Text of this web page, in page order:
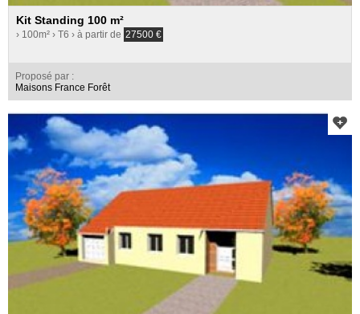
Kit Standing 100 m²
› 100m² › T6 › à partir de 27500 €
Proposé par :
Maisons France Forêt